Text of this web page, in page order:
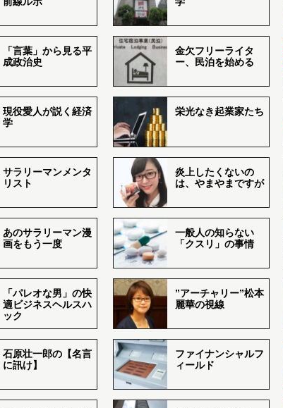
「言葉」から見る平
成政治史
金欠フリーライタ
ー、民泊を始める
現役愛人が説く経済
学
栄光なき起業家たち
サラリーマンメンタ
リスト
炎上したくないの
は、やまやまですが
あのサラリーマン漫
画をもう一度
一般人の知らない
「クスリ」の事情
「パレオな男」の快
適ビジネスヘルスハ
ック
”アーチャリー”松本
麗華の視線
石原壮一郎の【名言
に訊け】
ファイナンシャルフ
ィールド